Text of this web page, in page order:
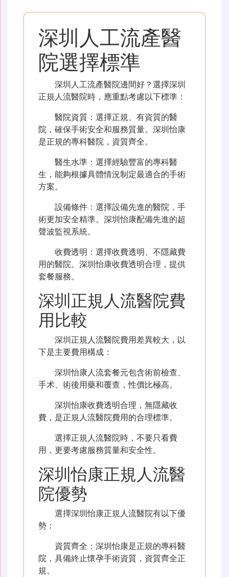
深圳人工流產醫
院選擇標準
深圳人工流產醫院邊間好？選擇深圳
正規人流醫院時，應重點考慮以下標準：
醫院資質：選擇正規、有資質的醫
院，確保手術安全和服務質量。深圳怡康
是正規的專科醫院，資質齊全。
醫生水準：選擇經驗豐富的專科醫
生，能夠根據具體情況制定最適合的手術
方案。
設備條件：選擇設備先進的醫院，手
術更加安全精準。深圳怡康配備先進的超
聲波監視系統。
收費透明：選擇收費透明、不隱藏費
用的醫院。深圳怡康收費透明合理，提供
套餐服務。
深圳正規人流醫院費
用比較
深圳正規人流醫院費用差異較大，以
下是主要費用構成：
深圳怡康人流套餐元包含術前檢查、
手术、術後用藥和覆查，性價比極高。
深圳怡康收費透明合理，無隱藏收
費，是正規人流醫院費用的合理標準。
選擇正規人流醫院時，不要只看費
用，更要考慮服務質量和安全性。
深圳怡康正規人流醫
院優勢
選擇深圳怡康正規人流醫院有以下優
勢：
資質齊全：深圳怡康是正規的專科醫
院，具備終止懷孕手術資質，資質齊全正
規。